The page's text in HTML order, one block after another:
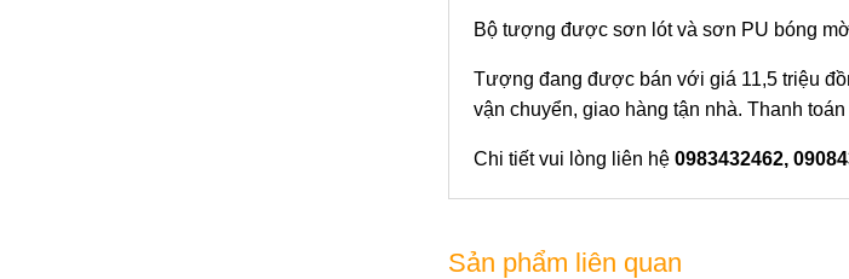
Bộ tượng được sơn lót và sơn PU bóng
Tượng đang được bán với giá 11,5 triệu
vận chuyển, giao hàng tận nhà. Thanh
Chi tiết vui lòng liên hệ 0983432462,
Sản phẩm liên quan